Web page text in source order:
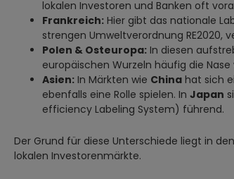
lokalen Investoren und Banken oft
Frankreich: Hier gibt das nationale
strengen Umweltverordnung RE2020,
Polen & Osteuropa: In diesen
europäischen Wurzeln häufig die Nase
Asien: In Märkten wie China hat sich
ebenfalls eine Rolle spielen. In Japan
efficiency Labeling System) führend.
Der Grund für diese Unterschiede liegt in
lokalen Investorenmärkte.